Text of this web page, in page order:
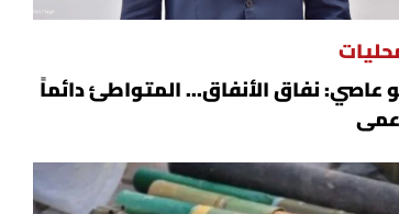
عاصي: نفاق الأنفاق... المتواطئ دائماً